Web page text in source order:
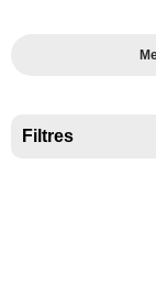
Filtres